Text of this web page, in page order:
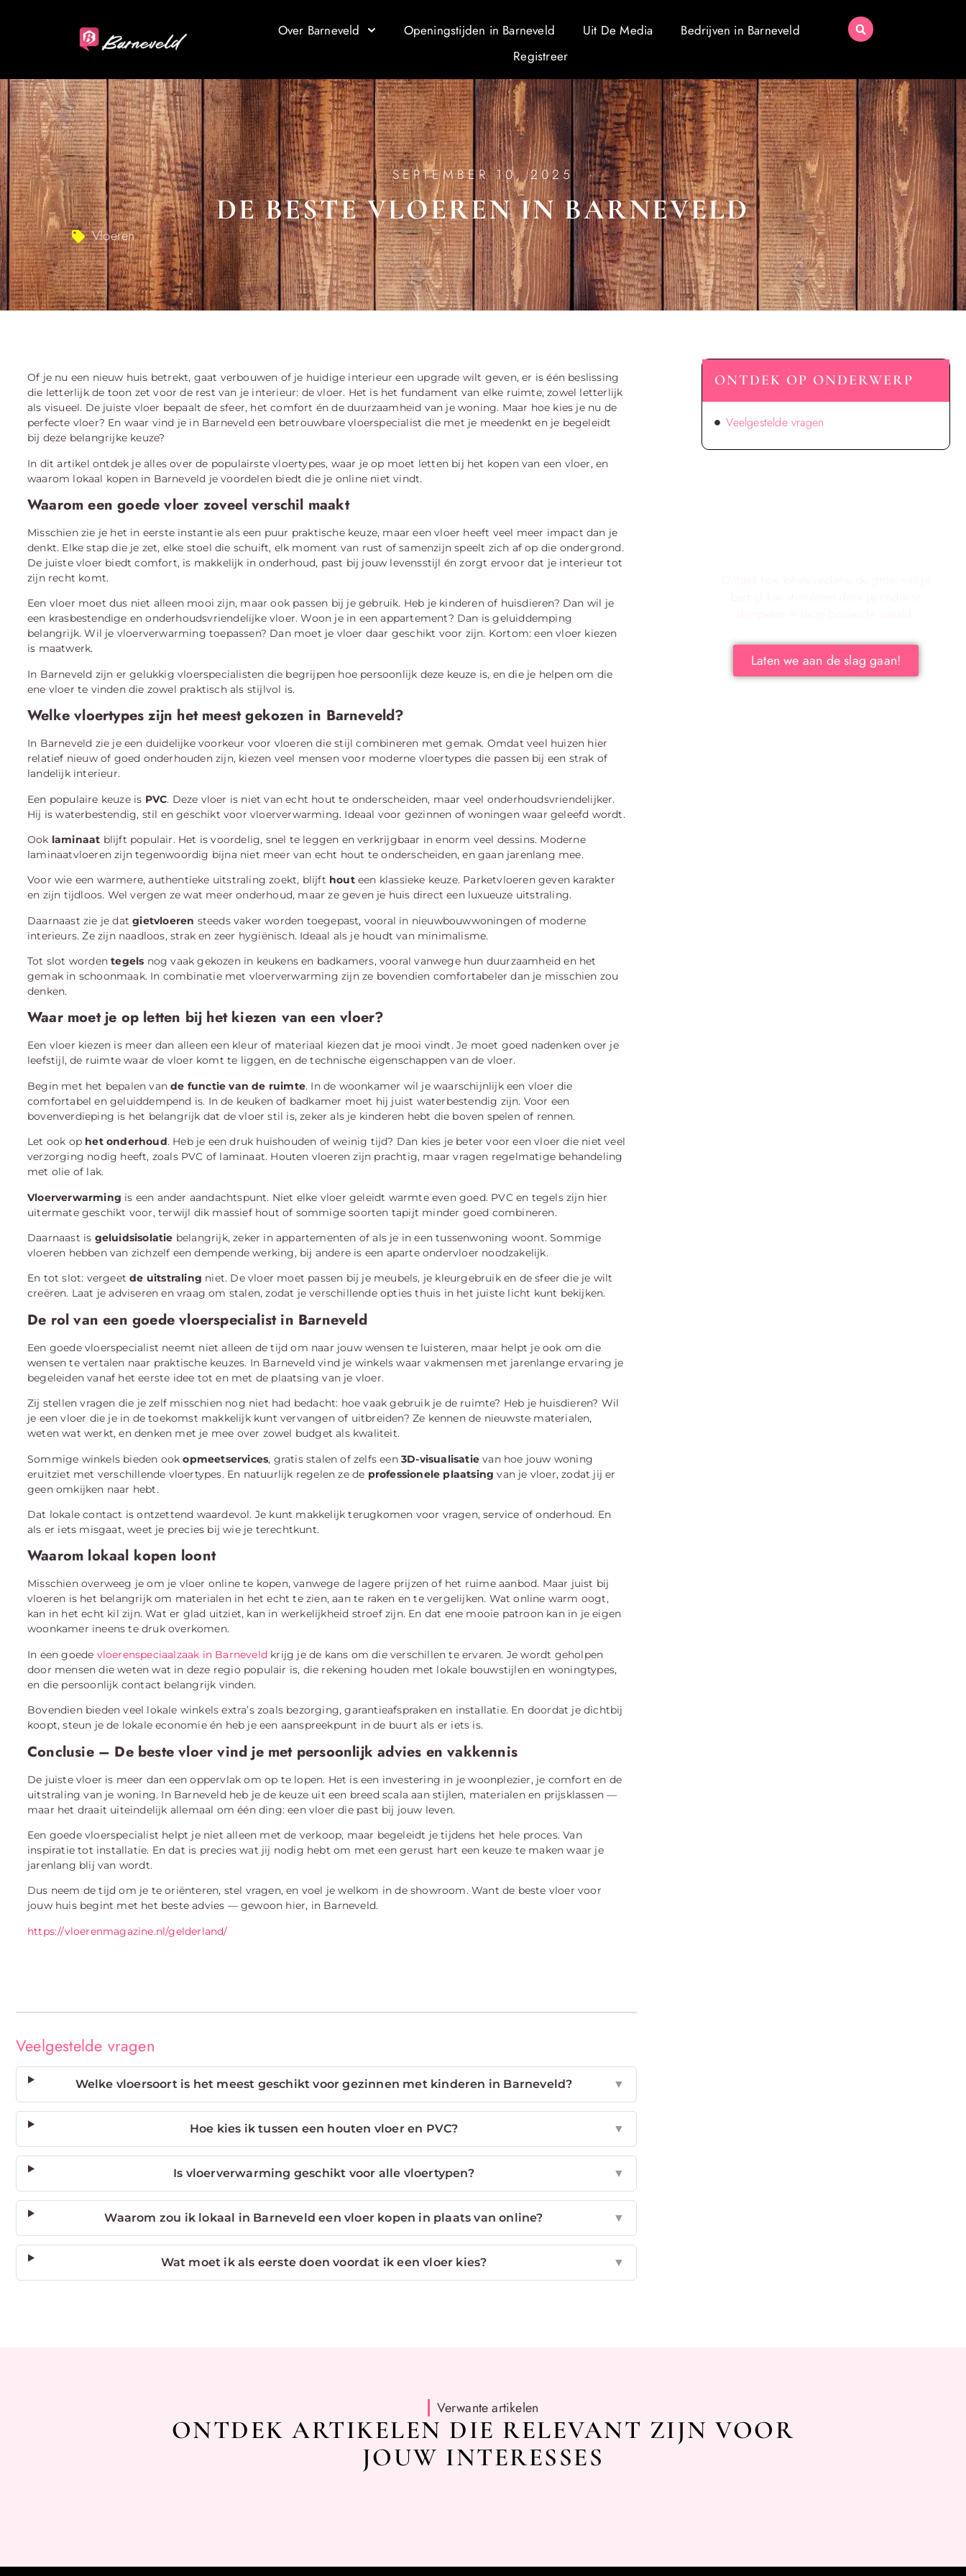
Over Barneveld Openingstijden in Barneveld Uit De Media
Bedrijven in Barneveld
Registreer
SEPTEMBER 10, 2025
DE BESTE VLOEREN IN BARNEVELD
Vloeren
Of je nu een nieuw huis betrekt, gaat verbouwen of je huidige interieur een upgrade wilt geven, er is één beslissing
die letterlijk de toon zet voor de rest van je interieur: de vloer. Het is het fundament van elke ruimte, zowel letterlijk
als visueel. De juiste vloer bepaalt de sfeer, het comfort én de duurzaamheid van je woning. Maar hoe kies je nu de
perfecte vloer? En waar vind je in Barneveld een betrouwbare vloerspecialist die met je meedenkt en je begeleidt
bij deze belangrijke keuze?
In dit artikel ontdek je alles over de populairste vloertypes, waar je op moet letten bij het kopen van een vloer, en
waarom lokaal kopen in Barneveld je voordelen biedt die je online niet vindt.
Waarom een goede vloer zoveel verschil maakt
Misschien zie je het in eerste instantie als een puur praktische keuze, maar een vloer heeft veel meer impact dan je
denkt. Elke stap die je zet, elke stoel die schuift, elk moment van rust of samenzijn speelt zich af op die ondergrond.
De juiste vloer biedt comfort, is makkelijk in onderhoud, past bij jouw levensstijl én zorgt ervoor dat je interieur tot
zijn recht komt.
Een vloer moet dus niet alleen mooi zijn, maar ook passen bij je gebruik. Heb je kinderen of huisdieren? Dan wil je
een krasbestendige en onderhoudsvriendelijke vloer. Woon je in een appartement? Dan is geluiddemping
belangrijk. Wil je vloerverwarming toepassen? Dan moet je vloer daar geschikt voor zijn. Kortom: een vloer kiezen
is maatwerk.
In Barneveld zijn er gelukkig vloerspecialisten die begrijpen hoe persoonlijk deze keuze is, en die je helpen om die
ene vloer te vinden die zowel praktisch als stijlvol is.
Welke vloertypes zijn het meest gekozen in Barneveld?
In Barneveld zie je een duidelijke voorkeur voor vloeren die stijl combineren met gemak. Omdat veel huizen hier
relatief nieuw of goed onderhouden zijn, kiezen veel mensen voor moderne vloertypes die passen bij een strak of
landelijk interieur.
Een populaire keuze is PVC. Deze vloer is niet van echt hout te onderscheiden, maar veel onderhoudsvriendelijker.
Hij is waterbestendig, stil en geschikt voor vloerverwarming. Ideaal voor gezinnen of woningen waar geleefd wordt.
Ook laminaat blijft populair. Het is voordelig, snel te leggen en verkrijgbaar in enorm veel dessins. Moderne
laminaatvloeren zijn tegenwoordig bijna niet meer van echt hout te onderscheiden, en gaan jarenlang mee.
Voor wie een warmere, authentieke uitstraling zoekt, blijft houteen klassieke keuze. Parketvloeren geven karakter
en zijn tijdloos. Wel vergen ze wat meer onderhoud, maar ze geven je huis direct een luxueuze uitstraling.
Daarnaast zie je datgietvloeren steeds vaker worden toegepast, vooral in nieuwbouwwoningen of moderne
interieurs. Ze zijn naadloos, strak en zeer hygiënisch. Ideaal als je houdt van minimalisme.
Tot slot wordentegels nog vaak gekozen in keukens en badkamers, vooral vanwege hun duurzaamheid en het
gemak in schoonmaak. In combinatie met vloerverwarming zijn ze bovendien comfortabeler dan je misschien zou
denken.
Waar moet je op letten bij het kiezen van een vloer?
Een vloer kiezen is meer dan alleen een kleur of materiaal kiezen dat je mooi vindt. Je moet goed nadenken over je
leefstijl, de ruimte waar de vloer komt te liggen, en de technische eigenschappen van de vloer.
Begin met het bepalen vande functie van de ruimte. In de woonkamer wil je waarschijnlijk een vloer die
comfortabel en geluiddempend is. In de keuken of badkamer moet hij juist waterbestendig zijn. Voor een
bovenverdieping is het belangrijk dat de vloer stil is, zeker als je kinderen hebt die boven spelen of rennen.
Let ook op het onderhoud. Heb je een druk huishouden of weinig tijd? Dan kies je beter voor een vloer die niet veel
verzorging nodig heeft, zoals PVC of laminaat. Houten vloeren zijn prachtig, maar vragen regelmatige behandeling
met olie of lak.
Vloerverwarming is een ander aandachtspunt. Niet elke vloer geleidt warmte even goed. PVC en tegels zijn hier
uitermate geschikt voor, terwijl dik massief hout of sommige soorten tapijt minder goed combineren.
Daarnaast is geluidsisolatie belangrijk, zeker in appartementen of als je in een tussenwoning woont. Sommige
vloeren hebben van zichzelf een dempende werking, bij andere is een aparte ondervloer noodzakelijk.
En tot slot: vergeetde uitstraling niet. De vloer moet passen bij je meubels, je kleurgebruik en de sfeer die je wilt
creëren. Laat je adviseren en vraag om stalen, zodat je verschillende opties thuis in het juiste licht kunt bekijken.
De rol van een goede vloerspecialist in Barneveld
Een goede vloerspecialist neemt niet alleen de tijd om naar jouw wensen te luisteren, maar helpt je ook om die
wensen te vertalen naar praktische keuzes. In Barneveld vind je winkels waar vakmensen met jarenlange ervaring je
begeleiden vanaf het eerste idee tot en met de plaatsing van je vloer.
Zij stellen vragen die je zelf misschien nog niet had bedacht: hoe vaak gebruik je de ruimte? Heb je huisdieren? Wil
je een vloer die je in de toekomst makkelijk kunt vervangen of uitbreiden? Ze kennen de nieuwste materialen,
weten wat werkt, en denken met je mee over zowel budget als kwaliteit.
Sommige winkels bieden ookopmeetservices, gratis stalen of zelfs een3D-visualisatie van hoe jouw woning
eruitziet met verschillende vloertypes. En natuurlijk regelen ze de professionele plaatsing van je vloer, zodat jij er
geen omkijken naar hebt.
Dat lokale contact is ontzettend waardevol. Je kunt makkelijk terugkomen voor vragen, service of onderhoud. En
als er iets misgaat, weet je precies bij wie je terechtkunt.
Waarom lokaal kopen loont
Misschien overweeg je om je vloer online te kopen, vanwege de lagere prijzen of het ruime aanbod. Maar juist bij
vloeren is het belangrijk om materialen in het echt te zien, aan te raken en te vergelijken. Wat online warm oogt,
kan in het echt kil zijn. Wat er glad uitziet, kan in werkelijkheid stroef zijn. En dat ene mooie patroon kan in je eigen
woonkamer ineens te druk overkomen.
In een goede vloerenspeciaalzaak in Barneveld krijg je de kans om die verschillen te ervaren. Je wordt geholpen
door mensen die weten wat in deze regio populair is, die rekening houden met lokale bouwstijlen en woningtypes,
en die persoonlijk contact belangrijk vinden.
Bovendien bieden veel lokale winkels extra’s zoals bezorging, garantieafspraken en installatie. En doordat je dichtbij
koopt, steun je de lokale economie én heb je een aanspreekpunt in de buurt als er iets is.
Conclusie – De beste vloer vind je met persoonlijk advies en vakkennis
De juiste vloer is meer dan een oppervlak om op te lopen. Het is een investering in je woonplezier, je comfort en de
uitstraling van je woning. In Barneveld heb je de keuze uit een breed scala aan stijlen, materialen en prijsklassen —
maar het draait uiteindelijk allemaal om één ding: een vloer die past bij jouw leven.
Een goede vloerspecialist helpt je niet alleen met de verkoop, maar begeleidt je tijdens het hele proces. Van
inspiratie tot installatie. En dat is precies wat jij nodig hebt om met een gerust hart een keuze te maken waar je
jarenlang blij van wordt.
Dus neem de tijd om je te oriënteren, stel vragen, en voel je welkom in de showroom. Want de beste vloer voor
jouw huis begint met het beste advies — gewoon hier, in Barneveld.
https://vloerenmagazine.nl/gelderland/
Veelgestelde vragen
Welke vloersoort is het meest geschikt voor gezinnen met kinderen in Barneveld? ▼
Hoe kies ik tussen een houten vloer en PVC? ▼
Is vloerverwarming geschikt voor alle vloertypen? ▼
Waarom zou ik lokaal in Barneveld een vloer kopen in plaats van online? ▼
Wat moet ik als eerste doen voordat ik een vloer kies? ▼
ONTDEK OP ONDERWERP
Veelgestelde vragen
Laten we aan de slag gaan!
Verwante artikelen
ONTDEK ARTIKELEN DIE RELEVANT ZIJN VOOR
JOUW INTERESSES